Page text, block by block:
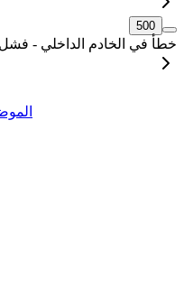
500
خطأ في الخادم الداخلي -